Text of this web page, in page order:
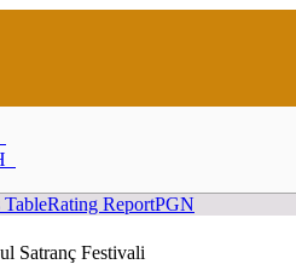
TableRating ReportPGN
Satranç Festivali